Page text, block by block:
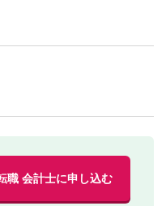
職 会計士に申し込む